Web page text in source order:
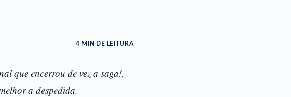
4 MIN DE LEITURA
que encerrou de vez a saga!,
a despedida.